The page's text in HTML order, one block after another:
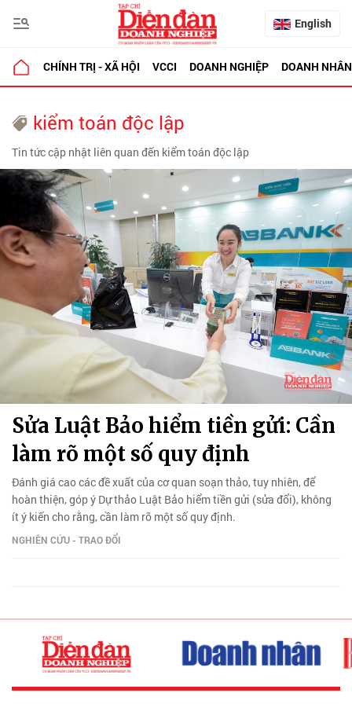
English
CHÍNH TRỊ - XÃ HỘI VCCI DOANH NGHIỆP DOANH NHÂN
kiểm toán độc lập
Tin tức cập nhật liên quan đến kiểm toán độc lập
Sửa Luật Bảo hiểm tiền gửi: Cần
làm rõ một số quy định
Đánh giá cao các đề xuất của cơ quan soạn thảo, tuy nhiên, để
hoàn thiện, góp ý Dự thảo Luật Bảo hiểm tiền gửi (sửa đổi), không
ít ý kiến cho rằng, cần làm rõ một số quy định.
NGHIÊN CỨU - TRAO ĐỔI